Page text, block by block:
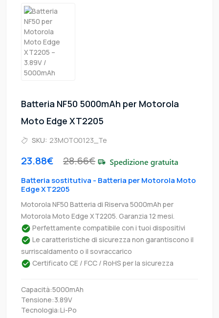
Batteria NF50 5000mAh per Motorola
Moto Edge XT2205
SKU: 23MOTO0123_Te
23.88€ 28.66€
Batteria sostitutiva - Batteria per Motorola Moto
Edge XT2205
Motorola NF50 Batteria di Riserva 5000mAh per
Motorola Moto Edge XT2205. Garanzia 12 mesi.
Perfettamente compatibile con i tuoi dispositivi
Le caratteristiche di sicurezza non garantiscono il
surriscaldamento o il sovraccarico
Certificato CE / FCC / RoHS per la sicurezza
Capacità:5000mAh
Tensione:3.89V
Tecnologia:Li-Po